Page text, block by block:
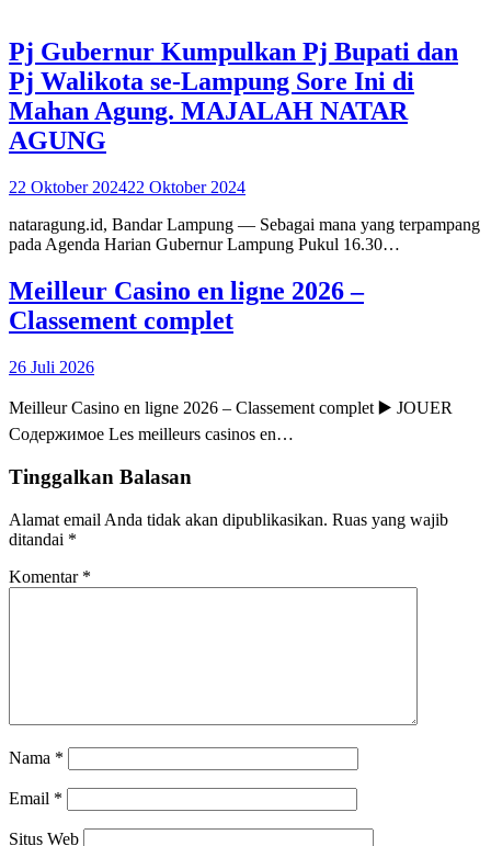
Pj Gubernur Kumpulkan Pj Bupati dan
Pj Walikota se-Lampung Sore Ini di
Mahan Agung. MAJALAH NATAR
AGUNG
22 Oktober 202422 Oktober 2024
nataragung.id, Bandar Lampung — Sebagai mana yang terpampang
pada Agenda Harian Gubernur Lampung Pukul 16.30…
Meilleur Casino en ligne 2026 –
Classement complet
26 Juli 2026
Meilleur Casino en ligne 2026 – Classement complet ▶️ JOUER
Содержимое Les meilleurs casinos en…
Tinggalkan Balasan
Alamat email Anda tidak akan dipublikasikan. Ruas yang wajib
ditandai *
Komentar *
Nama *
Email *
Situs Web